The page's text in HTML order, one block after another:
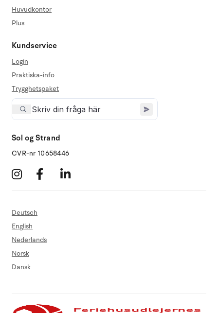
Huvudkontor
Plus
Kundservice
Login
Praktiska-info
Trygghetspaket
Sol og Strand
CVR-nr 10658446
Deutsch
English
Nederlands
Norsk
Dansk